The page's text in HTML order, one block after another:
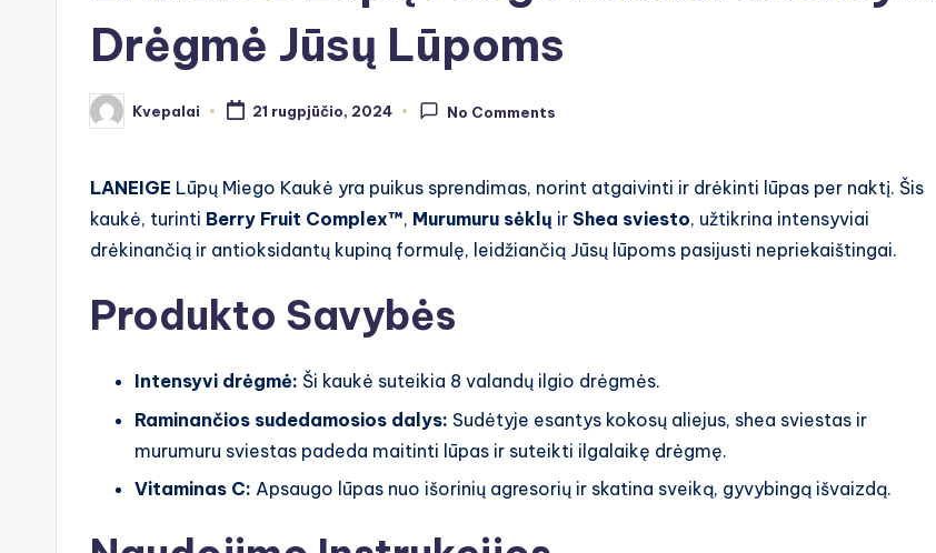
Drėgmė Jūsų Lūpoms
Posted
by
Kvepalai 21 rugpjūčio, 2024 No Comments
LANEIGE Lūpų Miego Kaukė yra puikus sprendimas, norint atgaivinti ir drėkinti lūpas per naktį. Šis
kaukė, turinti Berry Fruit Complex™, Murumuru sėklų ir Shea sviesto, užtikrina intensyviai
drėkinančią ir antioksidantų kupiną formulę, leidžiančią Jūsų lūpoms pasijusti nepriekaištingai.
Produkto Savybės
Intensyvi drėgmė: Ši kaukė suteikia 8 valandų ilgio drėgmės.
Raminančios sudedamosios dalys: Sudėtyje esantys kokosų aliejus, shea sviestas ir
murumuru sviestas padeda maitinti lūpas ir suteikti ilgalaikę drėgmę.
Vitaminas C: Apsaugo lūpas nuo išorinių agresorių ir skatina sveiką, gyvybingą išvaizdą.